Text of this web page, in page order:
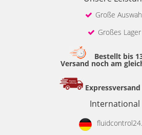
Große
Großes Lager
Bestellt bis
Versand noch am
International